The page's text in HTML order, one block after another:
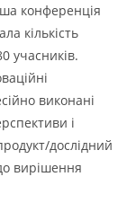
конференція
кількість
учасників.
виконані
і
дослідний
вирішення